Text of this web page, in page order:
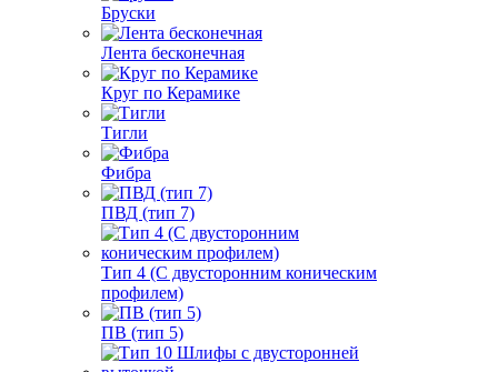
Бруски
Лента бесконечная
Круг по Керамике
Тигли
Фибра
ПВД (тип 7)
Тип 4 (С двусторонним коническим
профилем)
ПВ (тип 5)